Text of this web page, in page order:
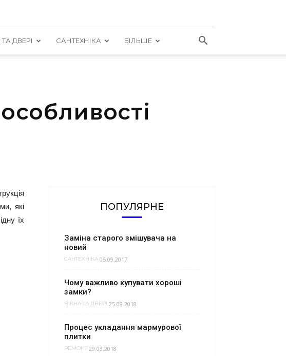
ДВЕРІ САНТЕХНІКА БІЛЬШЕ
які
їх
ПОПУЛЯРНЕ
Заміна старого змішувача на
новий
САНТЕХНІКА 05.09.2017
Чому важливо купувати хороші
замки?
ВІКНА ТА ДВЕРІ 25.08.2018
Процес укладання мармурової
плитки
РЕМОНТ 29.03.2018